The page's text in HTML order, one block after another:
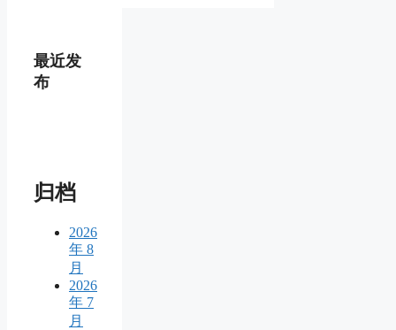
最近发
布
归档
2026
年 8
月
2026
年 7
月